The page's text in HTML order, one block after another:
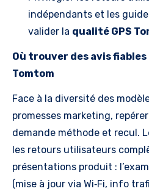
indépendants et les
valider la qualité GPS
Où trouver des avis
Tomtom
Face à la diversité des
promesses marketing,
demande méthode et recul.
les retours utilisateurs
présentations produit :
(mise à jour via Wi‑Fi, info